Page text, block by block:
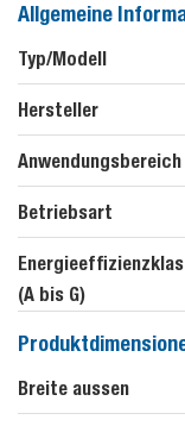
Allgemeine
Typ/Modell
Hersteller
Anwendungsbereich
Betriebsart
(A bis G)
Breite aussen